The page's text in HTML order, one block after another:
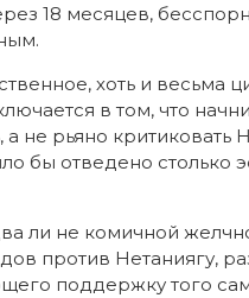
18 месяцев,
хоть и весьма
в том, что
а не рьяно критиковать
бы отведено столько
ли не комичной
против Нетаниягу,
поддержку того